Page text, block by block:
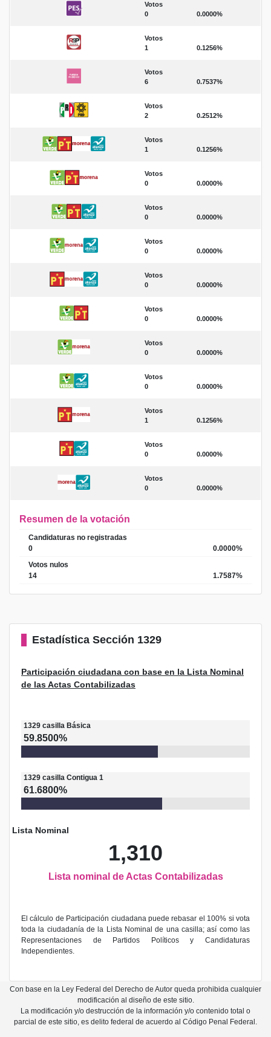
Votos
0
0.0000%
Votos
1
0.1256%
Votos
6
0.7537%
Votos
2
0.2512%
Votos
1
0.1256%
Votos
0
0.0000%
Votos
0
0.0000%
Votos
0
0.0000%
Votos
0
0.0000%
Votos
0
0.0000%
Votos
0
0.0000%
Votos
0
0.0000%
Votos
1
0.1256%
Votos
0
0.0000%
Votos
0
0.0000%
Resumen de la votación
Candidaturas no registradas
0
0.0000%
Votos nulos
14
1.7587%
Estadística Sección 1329
Participación ciudadana con base en la Lista Nominal
de las Actas Contabilizadas
1329 casilla Básica
59.8500%
1329 casilla Contigua 1
61.6800%
Lista Nominal
1,310
Lista nominal de Actas Contabilizadas
El cálculo de Participación ciudadana puede rebasar el 100% si vota
toda la ciudadanía de la Lista Nominal de una casilla; así como las
Representaciones de Partidos Políticos y Candidaturas
Independientes.
Con base en la Ley Federal del Derecho de Autor queda prohibida cualquier
modificación al diseño de este sitio.
La modificación y/o destrucción de la información y/o contenido total o
parcial de este sitio, es delito federal de acuerdo al Código Penal Federal.